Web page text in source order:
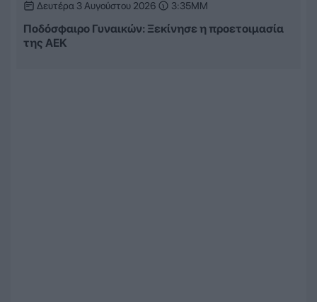
Δευτέρα 3 Αυγούστου 2026 3:35ΜΜ
Ποδόσφαιρο Γυναικών: Ξεκίνησε η προετοιμασία
της ΑΕΚ